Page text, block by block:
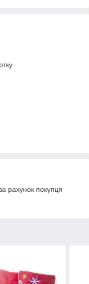
рахунок покупця